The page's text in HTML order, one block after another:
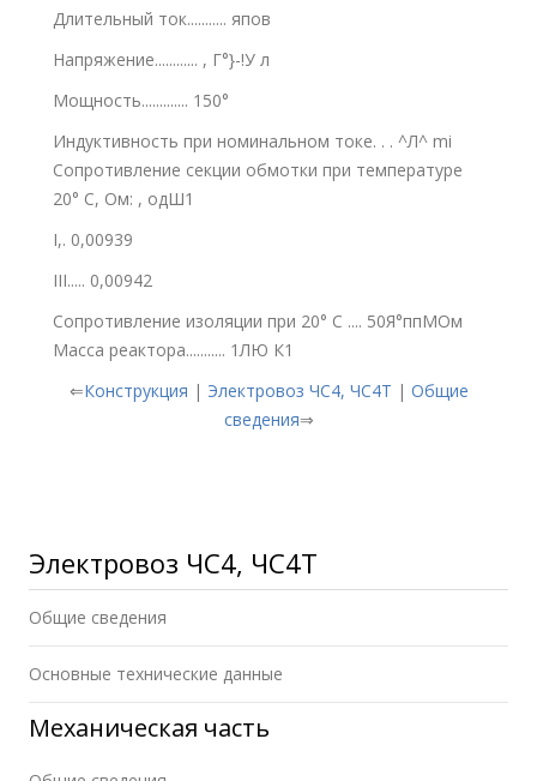
Длительный ток........... япов
Напряжение............ , Г°}-!У л
Мощность............. 150°
Индуктивность при номинальном токе. . . ^Л^ mi
Сопротивление секции обмотки при температуре
20° С, Ом: , одШ1
I,. 0,00939
III..... 0,00942
Сопротивление изоляции при 20° С .... 50Я°ппМОм
Масса реактора........... 1ЛЮ К1
⇐Конструкция | Электровоз ЧС4, ЧС4Т | Общие
сведения⇒
Электровоз ЧС4, ЧС4Т
Общие сведения
Основные технические данные
Механическая часть